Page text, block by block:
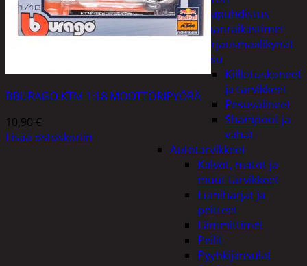
sisäpuhdistus
Ilmanraikastimet
Korjausmaalikynät
Pesu
Kiillotuskoneet
ja tarvikkeet
Pesuvälineet
Shampoot ja
vahat
Autotarvikkeet
Kalvot, matot ja
muut tarvikkeet
Lumiharjat ja
peitteet
Lämmittimet
Peilit
Pyyhkijänsulat
BBURAGO KTM 1:18 MOOTTORIPYÖRÄ
10,90 €
Lisää ostoskoriin